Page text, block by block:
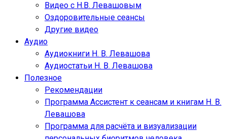
Видео с Н.В. Левашовым
Оздоровительные сеансы
Другие видео
Аудио
Аудиокниги Н. В. Левашова
Аудиостатьи Н. В. Левашова
Полезное
Рекомендации
Программа Ассистент к сеансам и книгам Н. В.
Левашова
Программа для расчёта и визуализации